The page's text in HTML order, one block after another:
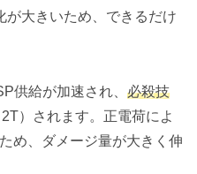
が大きいため、できるだけ
供給が加速され、 必殺技
）されます。正電荷によ
め、ダメージ量が大きく伸